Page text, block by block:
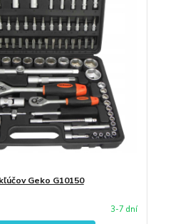
Geko G10150
3-7 dní